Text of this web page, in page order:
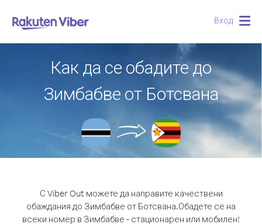
Вход
Как да се обадите до
Зимбабве от Ботсвана
С Viber Out можете да направите качествени
обаждания до Зимбабве от Ботсвана.Обадете се на
всеки номер в Зимбабве - стационарен или мобилен!